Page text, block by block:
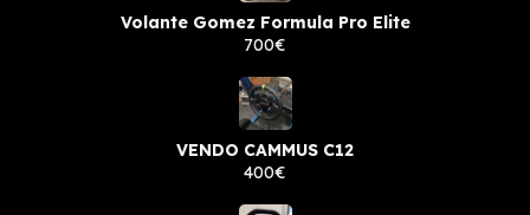
Volante Gomez Formula Pro Elite
700€
VENDO CAMMUS C12
400€